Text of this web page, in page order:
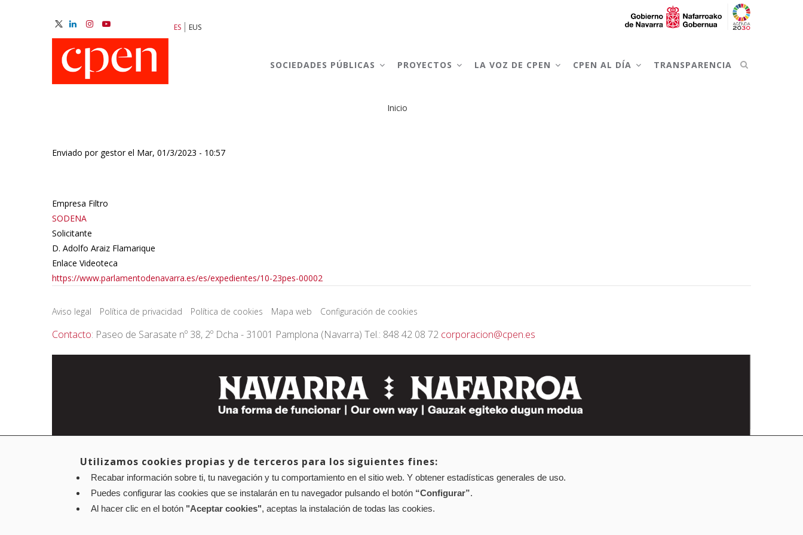
ES EUS
NAVIGATION
SOCIEDADES PÚBLICAS PROYECTOS LA VOZ DE CPEN CPEN AL DÍA TRANSPARENCIA
Inicio
Enviado por gestorel Mar, 01/3/2023 - 10:57
Empresa Filtro
SODENA
Solicitante
D. Adolfo Araiz Flamarique
Enlace Videoteca
https://www.parlamentodenavarra.es/es/expedientes/10-23pes-00002
Aviso legal Política de privacidad Política de cookies Mapa web Configuración de cookies
Contacto: Paseo de Sarasate nº 38, 2º Dcha - 31001 Pamplona (Navarra) Tel.: 848 42 08 72 corporacion@cpen.es
Utilizamos cookies propias y de terceros para los siguientes fines:
Recabar información sobre ti, tu navegación y tu comportamiento en el sitio web. Y obtener estadísticas generales de uso.
Puedes configurar las cookies que se instalarán en tu navegador pulsando el botón “Configurar”.
Al hacer clic en el botón "Aceptar cookies", aceptas la instalación de todas las cookies.